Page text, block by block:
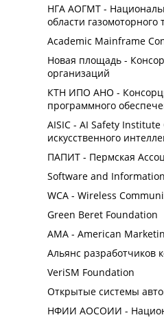
НГА АОГМТ -
области газомоторного
Academic Mainframe
Новая площадь -
организаций
КТН ИПО АНО -
программного
AISIC - AI Safety
искусственного
ПАПИТ - Пермская
Software and
WCA - Wireless
Green Beret Foundation
AMA - American
Альянс разработчиков
VeriSM Foundation
Открытые системы
НФИИ АОСОИИ -